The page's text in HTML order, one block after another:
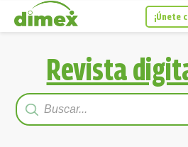
¡Únete
Revista